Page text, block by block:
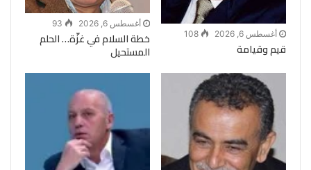
أغسطس 6, 2026 108
قيم وقيامة
أغسطس 6, 2026 93
خطة السلام في غزّة… الحلم
المستحيل